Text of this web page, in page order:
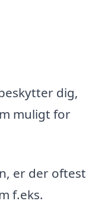
dig,
muligt for
er der oftest
f.eks.